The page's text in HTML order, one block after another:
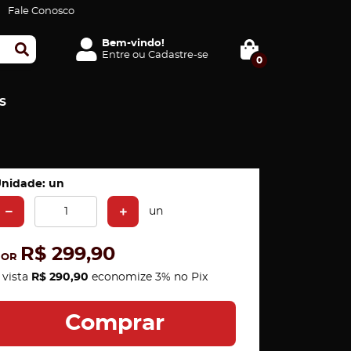
Fale Conosco
Bem-vindo!
Entreou Cadastre-se 0
un
un
R$ 299,90
vista R$ 290,90 economize3% no Pix
Comprar